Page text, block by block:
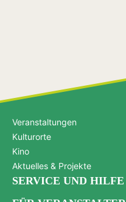
Veranstaltungen
Kulturorte
Kino
Aktuelles & Projekte
SERVICE UND HILFE